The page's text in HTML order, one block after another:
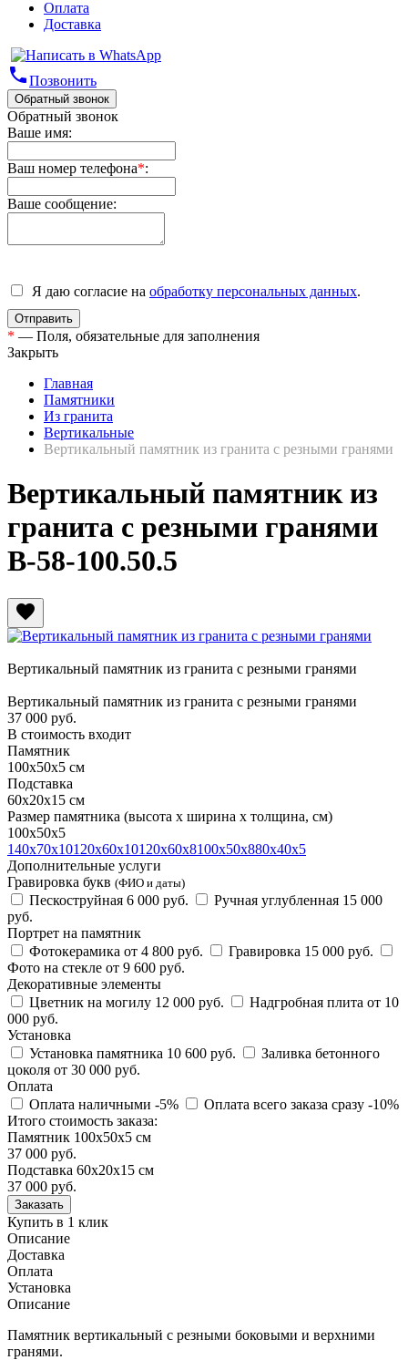
Оплата
Доставка
phoneПозвонить
Обратный звонок
Обратный звонок
Ваше имя:
Ваш номер телефона*:
Ваше сообщение:
Я даю согласие на обработку персональных данных.
* — Поля, обязательные для заполнения
Закрыть
Главная
Памятники
Из гранита
Вертикальные
Вертикальный памятник из гранита с резными гранями
Вертикальный памятник из
гранита с резными гранями
В-58-100.50.5
favorite
Вертикальный памятник из гранита с резными гранями
Вертикальный памятник из гранита с резными гранями
37 000 руб.
В стоимость входит
Памятник
100х50х5 см
Подставка
60х20х15 см
Размер памятника (высота х ширина х толщина, см)
100х50х5
140х70х10120х60х10120х60х8100х50х880х40х5
Дополнительные услуги
Гравировка букв (ФИО и даты)
Пескоструйная 6 000 руб. Ручная углубленная 15 000
руб.
Портрет на памятник
Фотокерамика от 4 800 руб. Гравировка 15 000 руб.
Фото на стекле от 9 600 руб.
Декоративные элементы
Цветник на могилу 12 000 руб. Надгробная плита от 10
000 руб.
Установка
Установка памятника 10 600 руб.
Заливка бетонного
цоколя от 30 000 руб.
Оплата
Оплата наличными -5% Оплата всего заказа сразу -10%
Итого стоимость заказа:
Памятник 100х50х5 см
37 000 руб.
Подставка 60х20х15 см
37 000 руб.
Купить в 1 клик
Описание
Доставка
Оплата
Установка
Описание
Памятник вертикальный с резными боковыми и верхними
гранями.